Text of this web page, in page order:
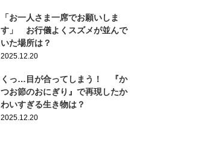
「お一人さま一席でお願いしま
す」 お行儀よくスズメが並んで
いた場所は？
2025.12.20
くっ…目が合ってしまう！ 『か
つお節のおにぎり』で再現したか
わいすぎる生き物は？
2025.12.20